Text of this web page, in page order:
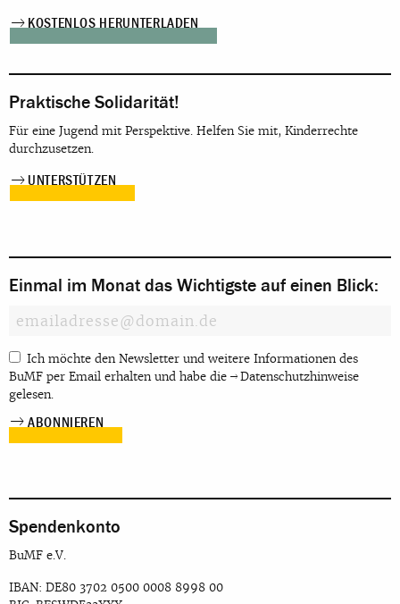
KOSTENLOS HERUNTERLADEN
Praktische Solidarität!
Für eine Jugend mit Perspektive. Helfen Sie mit, Kinderrechte
durchzusetzen.
UNTERSTÜTZEN
Einmal im Monat das Wichtigste auf einen Blick:
Ich möchte den Newsletter und weitere Informationen des
BuMF per Email erhalten und habe die
Datenschutzhinweise
gelesen.
Spendenkonto
BuMF e.V.
IBAN: DE80 3702 0500 0008 8998 00